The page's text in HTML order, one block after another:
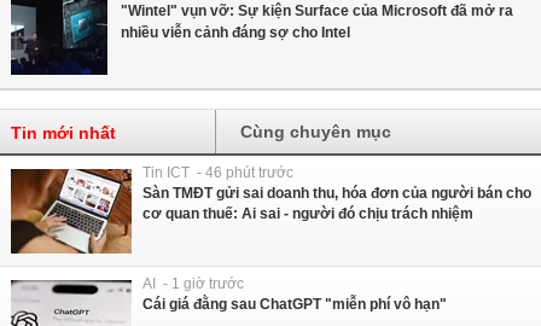
"Wintel" vụn vỡ: Sự kiện Surface của Microsoft đã mở ra
nhiều viễn cảnh đáng sợ cho Intel
Tin mới nhất Cùng chuyên mục
Tin ICT - 46 phút trước
Sàn TMĐT gửi sai doanh thu, hóa đơn của người bán cho
cơ quan thuế: Ai sai - người đó chịu trách nhiệm
AI - 1 giờ trước
Cái giá đằng sau ChatGPT "miễn phí vô hạn"